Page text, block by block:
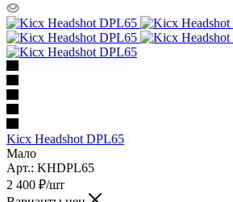
Kicx Headshot DPL65
Мало
Арт.: KHDPL65
2 400 ₽/шт